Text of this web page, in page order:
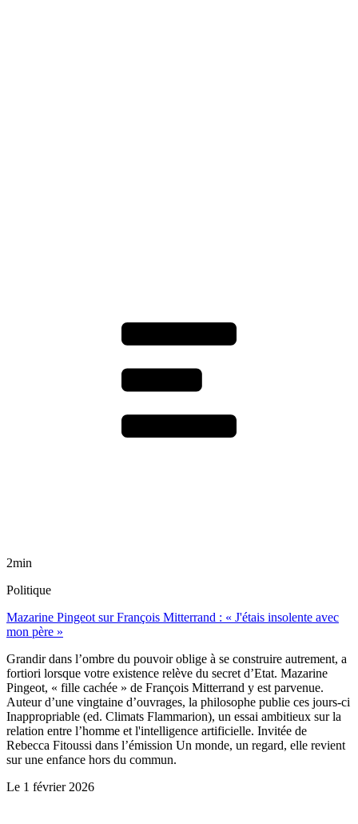
2min
Politique
Mazarine Pingeot sur François Mitterrand : « J'étais insolente avec
mon père »
Grandir dans l’ombre du pouvoir oblige à se construire autrement, a
fortiori lorsque votre existence relève du secret d’Etat. Mazarine
Pingeot, « fille cachée » de François Mitterrand y est parvenue.
Auteur d’une vingtaine d’ouvrages, la philosophe publie ces jours-ci
Inappropriable (ed. Climats Flammarion), un essai ambitieux sur la
relation entre l’homme et l'intelligence artificielle. Invitée de
Rebecca Fitoussi dans l’émission Un monde, un regard, elle revient
sur une enfance hors du commun.
Le 1 février 2026